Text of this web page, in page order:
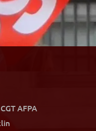
AFPA